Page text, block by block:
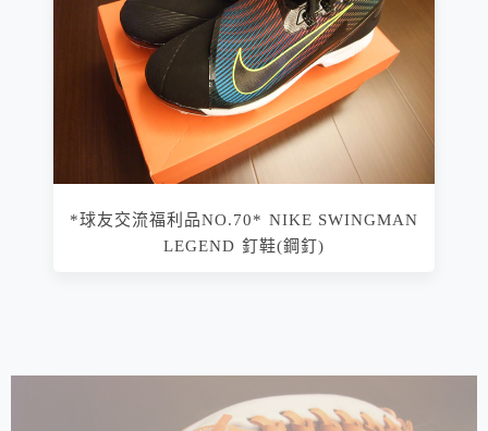
*球友交流福利品NO.70* NIKE SWINGMAN
LEGEND 釘鞋(鋼釘)